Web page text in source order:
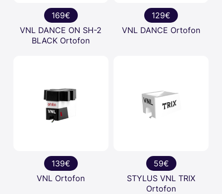
169€
VNL DANCE ON SH-2
BLACK Ortofon
129€
VNL DANCE Ortofon
139€
VNL Ortofon
59€
STYLUS VNL TRIX
Ortofon